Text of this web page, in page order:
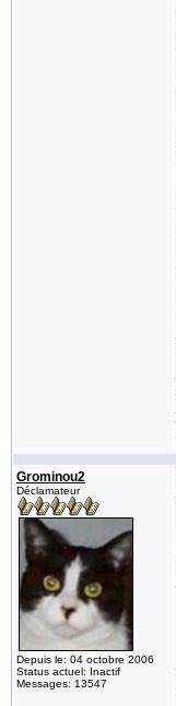
Grominou2
Déclamateur
Depuis le: 04 octobre 2006
Status actuel: Inactif
Messages: 13547